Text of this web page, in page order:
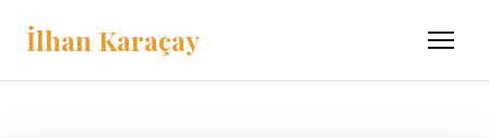
İlhan Karaçay Menü